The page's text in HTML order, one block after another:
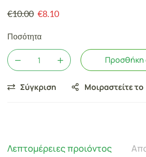
€10.00 €8.10
Ποσότητα
Προσθήκη
Σύγκριση Μοιραστείτε το
Λεπτομέρειες προιόντος